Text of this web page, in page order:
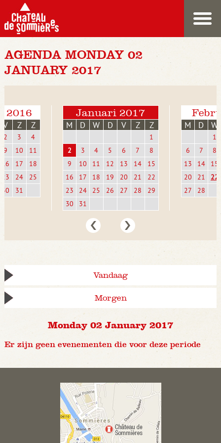
AGENDA MONDAY 02
JANUARY 2017
2016
V Z Z
2 3
4
9
10
11
16
17
18
23
24
25
30
31
Januari 2017
M D W D V Z Z
1
2
3 4 5 6 7
8
9
10 11 12 13 14
15
16
17 18 19 20 21
22
23
24 25 26 27 28
29
30
31
M D W
1
6
7
8
13
14
15
20
21
22
27
28
Vandaag
Morgen
Monday 02 January 2017
Er zijn geen evenementen die voor deze periode